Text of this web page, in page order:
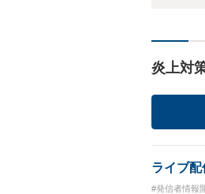
炎上対
ライブ
#発信者情報